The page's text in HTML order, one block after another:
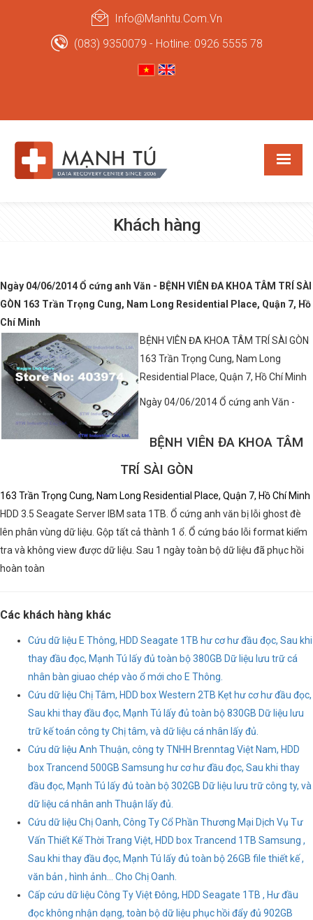
Info@manhtu.com.vn
(083) 9350079 - Hotline: 0926 5555 78
Khách hàng
Ngày 04/06/2014 Ổ cứng anh Văn - BỆNH VIÊN ĐA KHOA TÂM TRÍ SÀI
GÒN 163 Trần Trọng Cung, Nam Long Residential Place, Quận 7, Hồ
Chí Minh
BỆNH VIÊN ĐA KHOA TÂM TRÍ SÀI GÒN
163 Trần Trọng Cung, Nam Long
Residential Place, Quận 7, Hồ Chí Minh
Ngày 04/06/2014 Ổ cứng anh Văn -
BỆNH VIÊN ĐA KHOA TÂM
TRÍ SÀI GÒN
163 Trần Trọng Cung, Nam Long Residential Place, Quận 7, Hồ Chí Minh
HDD 3.5 Seagate Server IBM sata 1TB. Ổ cứng anh văn bị lỗi ghost đè
lên phân vùng dữ liệu. Gộp tất cả thành 1 ổ. Ổ cứng báo lỗi format kiểm
tra và không view được dữ liệu. Sau 1 ngày toàn bộ dữ liệu đã phục hồi
hoàn toàn
Các khách hàng khác
Cứu dữ liệu E Thông, HDD Seagate 1TB hư cơ hư đầu đọc, Sau khi
thay đầu đọc, Mạnh Tú lấy đủ toàn bộ 380GB Dữ liệu lưu trữ cá
nhân bàn giuao chép vào ổ mới cho E Thông.
Cứu dữ liệu Chị Tâm, HDD box Western 2TB Kẹt hư cơ hư đầu đọc,
Sau khi thay đầu đọc, Mạnh Tú lấy đủ toàn bộ 830GB Dữ liệu lưu
trữ kế toán công ty Chị tâm, và dữ liệu cá nhân lấy đủ.
Cứu dữ liệu Anh Thuận, công ty TNHH Brenntag Việt Nam, HDD
box Trancend 500GB Samsung hư cơ hư đầu đọc, Sau khi thay
đầu đọc, Mạnh Tú lấy đủ toàn bộ 302GB Dữ liệu lưu trữ công ty, và
dữ liệu cá nhân anh Thuận lấy đủ.
Cứu dữ liệu Chị Oanh, Công Ty Cổ Phần Thương Mại Dịch Vụ Tư
Vấn Thiết Kế Thời Trang Việt, HDD box Trancend 1TB Samsung ,
Sau khi thay đầu đọc, Mạnh Tú lấy đủ toàn bộ 26GB file thiết kế ,
văn bản , hình ảnh... Cho Chị Oanh.
Cấp cứu dữ liệu Công Ty Việt Đông, HDD Seagate 1TB , Hư đầu
đọc không nhận dạng, toàn bộ dữ liệu phục hồi đẩy đủ 902GB